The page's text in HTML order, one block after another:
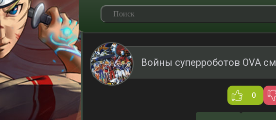
Войны суперроботов OVA
0